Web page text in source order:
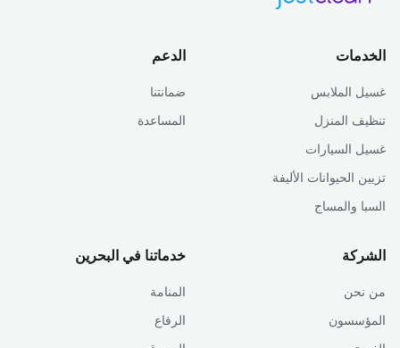
الخدمات
غسيل الملابس
تنظيف المنزل
غسيل السيارات
تزيين الحيوانات الأليفة
السبا والمساج
الدعم
ضمانتنا
المساعدة
الشركة
من نحن
المؤسسون
خدماتنا في البحرين
المنامة
الرفاع